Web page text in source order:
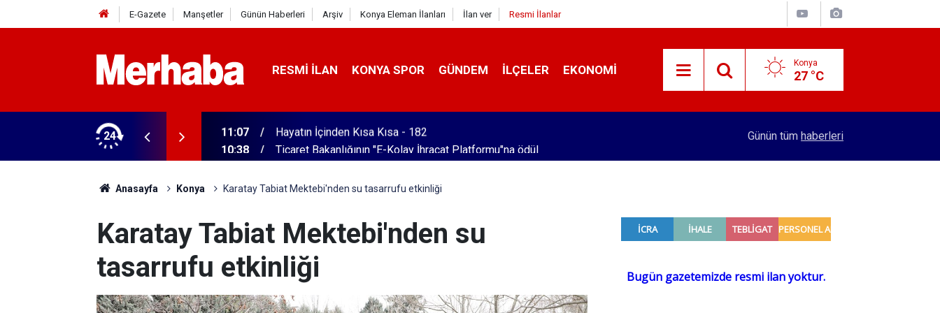
E-Gazete Manşetler Günün Haberleri Arşiv Konya Eleman İlanları İlan ver Resmi İlanlar
RESMI İLAN KONYA SPOR GÜNDEM İLÇELER EKONOMI Konya
27 °C
24 10:38 Ticaret Bakanlığının "E-Kolay İhracat Platformu"na ödül Benzin ve motorin fiyatlarında eksik
Günün tüm haberleri
Anasayfa Konya Karatay Tabiat Mektebi'nden su tasarrufu etkinliği
Karatay Tabiat Mektebi'nden su
tasarrufu etkinliği